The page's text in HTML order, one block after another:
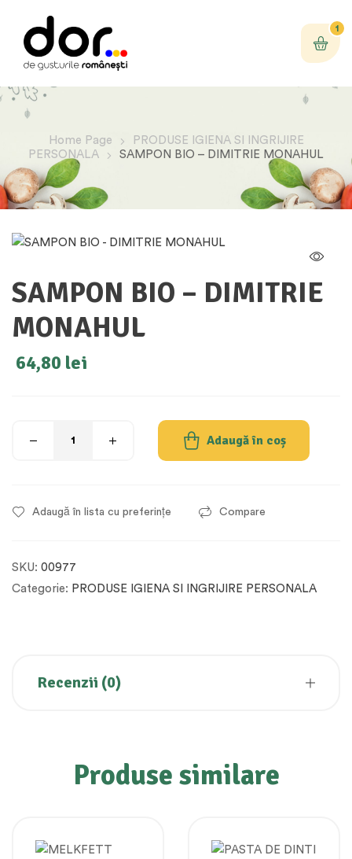
1
Home Page
PRODUSE IGIENA SI INGRIJIRE
PERSONALA
SAMPON BIO – DIMITRIE MONAHUL
SAMPON BIO – DIMITRIE
MONAHUL
64,80 lei
Adaugă în coș
Adaugă în lista cu preferințe Compare
SKU: 00977
Categorie: PRODUSE IGIENA SI INGRIJIRE PERSONALA
Recenzii (0)
Produse similare